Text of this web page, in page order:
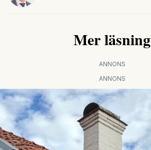
Mer läsning
ANNONS
ANNONS